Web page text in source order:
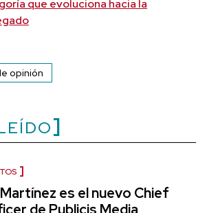
que evoluciona hacia la
opinión
es el nuevo Chief